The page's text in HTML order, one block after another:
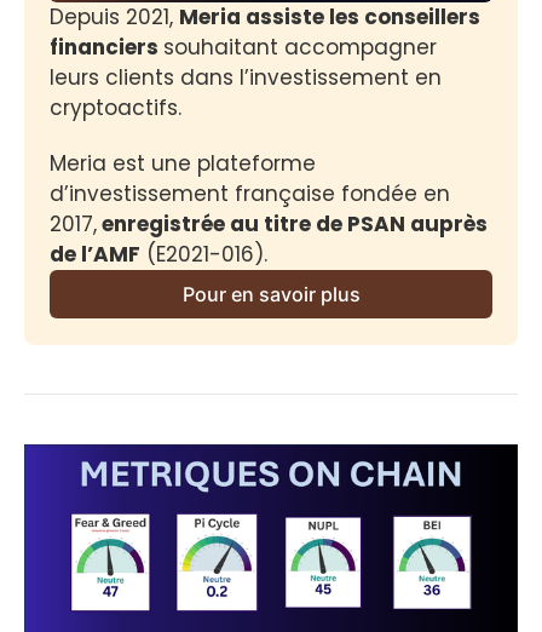
Depuis 2021, Meria assiste les conseillers
financiers souhaitant accompagner
leurs clients dans l’investissement en
cryptoactifs.
Meria est une plateforme
d’investissement française fondée en
2017, enregistrée au titre de PSAN auprès
de l’AMF (E2021-016).
Pour en savoir plus